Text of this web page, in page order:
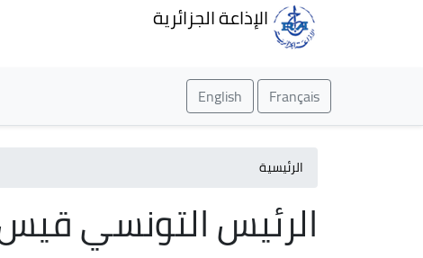
الإذاعة الجزائرية
Français
English
الرئيسية
الرئيس التونسي